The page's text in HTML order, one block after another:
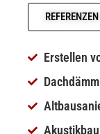
Erstellen
Akustikbau